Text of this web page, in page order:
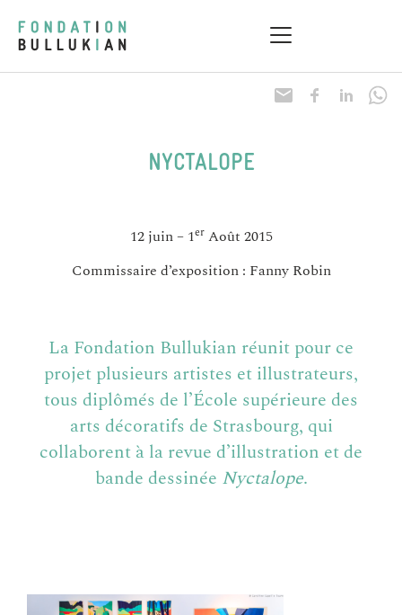
NYCTALOPE
12 juin – 1erAoût 2015
Commissaire d’exposition : Fanny Robin
La Fondation Bullukian réunit pour ce
projet plusieurs artistes et illustrateurs,
tous diplômés de l’École supérieure des
arts décoratifs de Strasbourg, qui
collaborent à la revue d’illustration et de
bande dessinée Nyctalope.